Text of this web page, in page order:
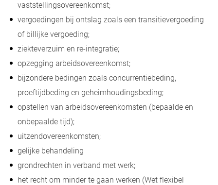
vaststellingsovereenkomst;
vergoedingen bij ontslag zoals een transitievergoeding
of billijke vergoeding;
ziekteverzuim en re-integratie;
opzegging arbeidsovereenkomst;
bijzondere bedingen zoals concurrentiebeding,
proeftijdbeding en geheimhoudingsbeding;
opstellen van arbeidsovereenkomsten (bepaalde en
onbepaalde tijd);
uitzendovereenkomsten;
gelijke behandeling
grondrechten in verband met werk;
het recht om minder te gaan werken (Wet flexibel